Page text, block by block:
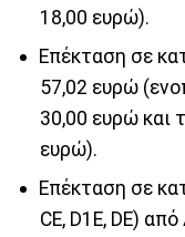
18,00 ευρώ).
Επέκταση σε
57,02 ευρώ
30,00 ευρώ και
ευρώ).
Επέκταση σε
CE, D1E, DE)